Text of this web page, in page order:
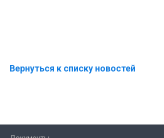
Вернуться к списку новостей